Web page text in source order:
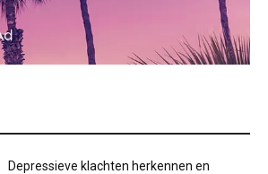
Depressieve klachten herkennen en